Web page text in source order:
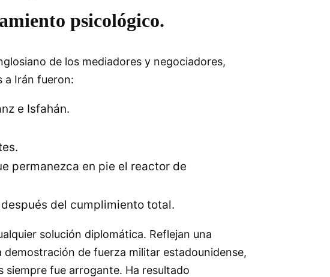
psicológico.
de los mediadores y negociadores,
a Irán fueron:
e Isfahán.
permanezca en pie el reactor de
del cumplimiento total.
solución diplomática. Reflejan una
de fuerza militar estadounidense,
siempre fue arrogante. Ha resultado